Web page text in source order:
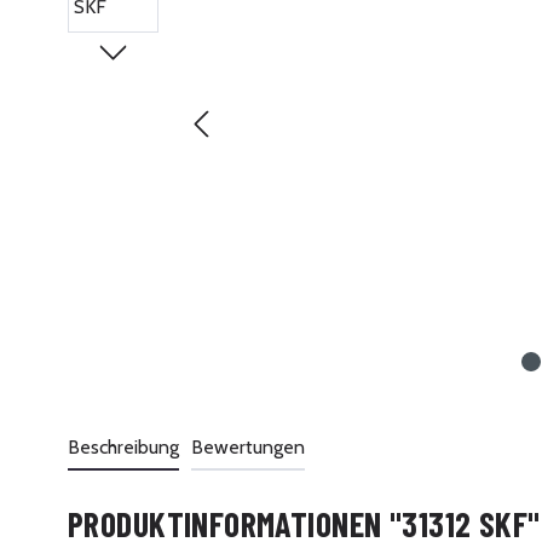
Beschreibung Bewertungen
PRODUKTINFORMATIONEN "31312 SKF"